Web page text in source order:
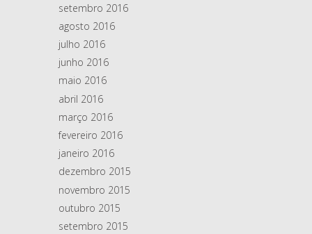
setembro 2016
agosto 2016
julho 2016
junho 2016
maio 2016
abril 2016
março 2016
fevereiro 2016
janeiro 2016
dezembro 2015
novembro 2015
outubro 2015
setembro 2015